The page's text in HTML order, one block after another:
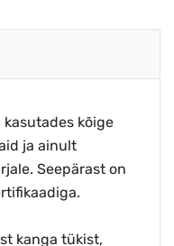
kõige
ja ainult
Seepärast on
kanga tükist,